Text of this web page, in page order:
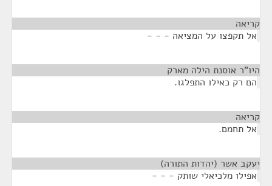
קריאה
אל תקפצו על המציאה - - -
היו"ר אוסנת הילה מארק
הם רק כאילו התפלגו.
קריאה
אל תחמם.
יעקב אשר (יהדות התורה)
אפילו מלכיאלי שותק - - -